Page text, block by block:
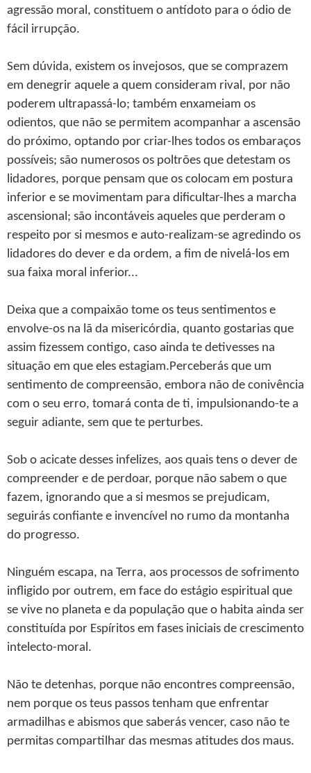
agressão moral, constituem o antídoto para o ódio de
fácil irrupção.
Sem dúvida, existem os invejosos, que se comprazem
em denegrir aquele a quem consideram rival, por não
poderem ultrapassá-lo; também enxameiam os
odientos, que não se permitem acompanhar a ascensão
do próximo, optando por criar-lhes todos os embaraços
possíveis; são numerosos os poltrões que detestam os
lidadores, porque pensam que os colocam em postura
inferior e se movimentam para dificultar-lhes a marcha
ascensional; são incontáveis aqueles que perderam o
respeito por si mesmos e auto-realizam-se agredindo os
lidadores do dever e da ordem, a fim de nivelá-los em
sua faixa moral inferior...
Deixa que a compaixão tome os teus sentimentos e
envolve-os na lã da misericórdia, quanto gostarias que
assim fizessem contigo, caso ainda te detivesses na
situação em que eles estagiam.Perceberás que um
sentimento de compreensão, embora não de conivência
com o seu erro, tomará conta de ti, impulsionando-te a
seguir adiante, sem que te perturbes.
Sob o acicate desses infelizes, aos quais tens o dever de
compreender e de perdoar, porque não sabem o que
fazem, ignorando que a si mesmos se prejudicam,
seguirás confiante e invencível no rumo da montanha
do progresso.
Ninguém escapa, na Terra, aos processos de sofrimento
infligido por outrem, em face do estágio espiritual que
se vive no planeta e da população que o habita ainda ser
constituída por Espíritos em fases iniciais de crescimento
intelecto-moral.
Não te detenhas, porque não encontres compreensão,
nem porque os teus passos tenham que enfrentar
armadilhas e abismos que saberás vencer, caso não te
permitas compartilhar das mesmas atitudes dos maus.